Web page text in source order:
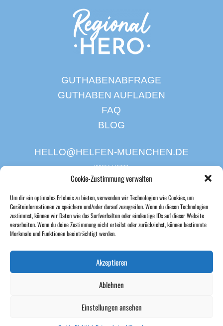
Cookie-Zustimmung verwalten
Um dir ein optimales Erlebnis zu bieten, verwenden wir Technologien wie Cookies, um
Geräteinformationen zu speichern und/oder darauf zuzugreifen. Wenn du diesen Technologien
zustimmst, können wir Daten wie das Surfverhalten oder eindeutige IDs auf dieser Website
verarbeiten. Wenn du deine Zustimmung nicht erteilst oder zurückziehst, können bestimmte
Merkmale und Funktionen beeinträchtigt werden.
Akzeptieren
Ablehnen
Einstellungen ansehen
GUTHABENABFRAGE
GUTHABEN AUFLADEN
FAQ
BLOG
HELLO@HELFEN-MUENCHEN.DE
030/66771233
Datenschutz